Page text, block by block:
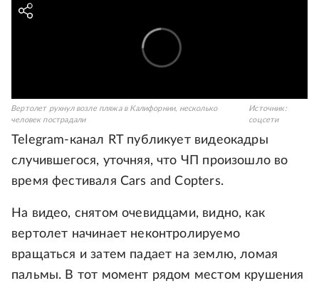
Вертолет рухнул возле пляжа в Калифорнии, несколько
человек пострадали
Источник:
соцсети
Telegram-канал RT публикует видеокадры
случившегося, уточняя, что ЧП произошло во
время фестиваля Cars and Copters.
На видео, снятом очевидцами, видно, как
вертолет начинает неконтролируемо
вращаться и затем падает на землю, ломая
пальмы. В тот момент рядом местом крушения